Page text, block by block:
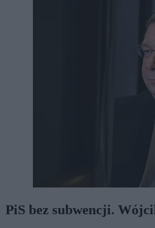
PiS bez subwencji.